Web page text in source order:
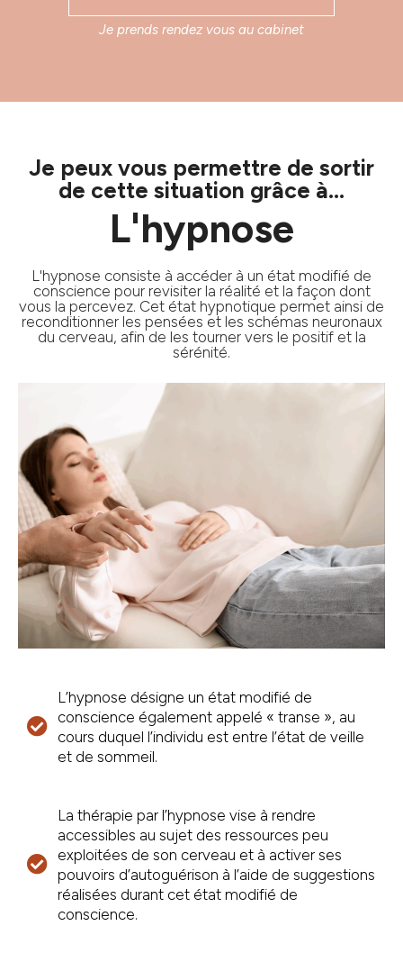
Je prends rendez vous au cabinet
Je peux vous permettre de sortir
de cette situation grâce à...
L'hypnose
L'hypnose consiste à accéder à un état modifié de
conscience pour revisiter la réalité et la façon dont
vous la percevez. Cet état hypnotique permet ainsi de
reconditionner les pensées et les schémas neuronaux
du cerveau, afin de les tourner vers le positif et la
sérénité.
L’hypnose désigne un état modifié de
conscience également appelé « transe », au
cours duquel l’individu est entre l’état de veille
et de sommeil.
La thérapie par l’hypnose vise à rendre
accessibles au sujet des ressources peu
exploitées de son cerveau et à activer ses
pouvoirs d’autoguérison à l’aide de suggestions
réalisées durant cet état modifié de
conscience.